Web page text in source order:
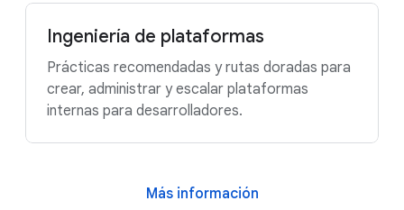
Ingeniería de plataformas
Prácticas recomendadas y rutas doradas para
crear, administrar y escalar plataformas
internas para desarrolladores.
Más información